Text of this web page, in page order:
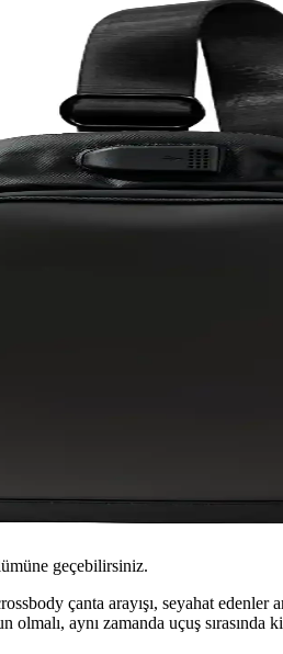
geçebilirsiniz.
çanta arayışı, seyahat
aynı zamanda uçuş sırasında